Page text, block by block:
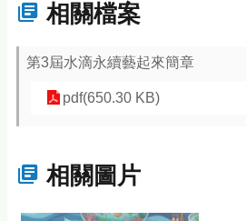
相關檔案
第3屆水滴永續藝起來簡章
pdf(650.30 KB)
相關圖片